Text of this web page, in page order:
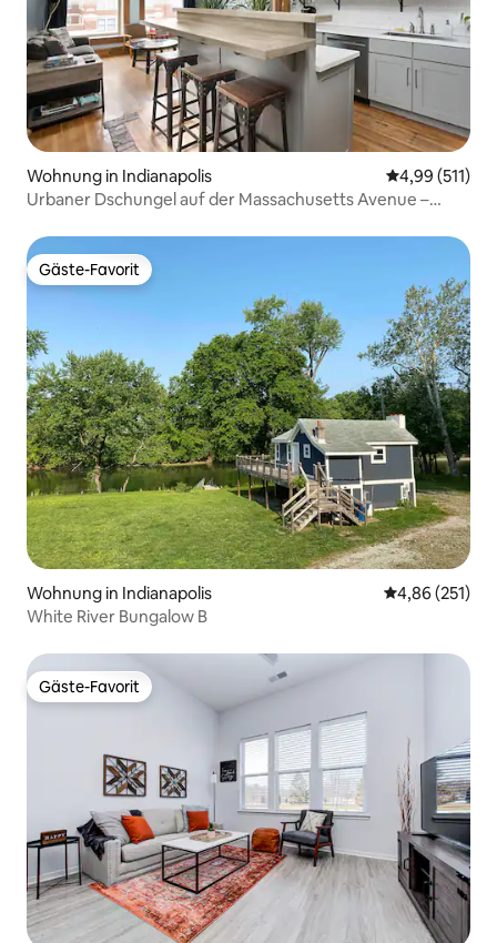
Wohnung in Indianapolis
4,99 (511)
Urbaner Dschungel auf der Massachusetts Avenue –
Gäste-Favorit
Gäste-Favorit
Wohnung in Indianapolis
4,86 (251)
White River Bungalow B
Gäste-Favorit
Gäste-Favorit